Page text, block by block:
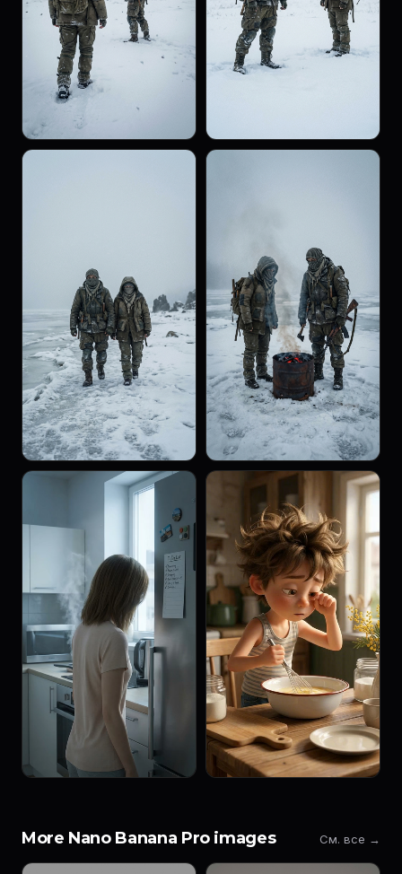
More Nano Banana Pro images См. все →